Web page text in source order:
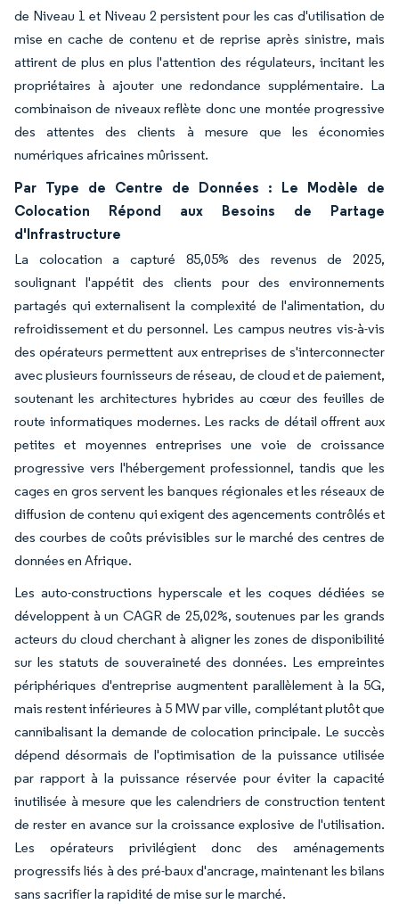
de Niveau 1 et Niveau 2 persistent pour les cas d'utilisation de
mise en cache de contenu et de reprise après sinistre, mais
attirent de plus en plus l'attention des régulateurs, incitant les
propriétaires à ajouter une redondance supplémentaire. La
combinaison de niveaux reflète donc une montée progressive
des attentes des clients à mesure que les économies
numériques africaines mûrissent.
Par Type de Centre de Données : Le Modèle de
Colocation Répond aux Besoins de Partage
d'Infrastructure
La colocation a capturé 85,05% des revenus de 2025,
soulignant l'appétit des clients pour des environnements
partagés qui externalisent la complexité de l'alimentation, du
refroidissement et du personnel. Les campus neutres vis-à-vis
des opérateurs permettent aux entreprises de s'interconnecter
avec plusieurs fournisseurs de réseau, de cloud et de paiement,
soutenant les architectures hybrides au cœur des feuilles de
route informatiques modernes. Les racks de détail offrent aux
petites et moyennes entreprises une voie de croissance
progressive vers l'hébergement professionnel, tandis que les
cages en gros servent les banques régionales et les réseaux de
diffusion de contenu qui exigent des agencements contrôlés et
des courbes de coûts prévisibles sur le marché des centres de
données en Afrique.
Les auto-constructions hyperscale et les coques dédiées se
développent à un CAGR de 25,02%, soutenues par les grands
acteurs du cloud cherchant à aligner les zones de disponibilité
sur les statuts de souveraineté des données. Les empreintes
périphériques d'entreprise augmentent parallèlement à la 5G,
mais restent inférieures à 5 MW par ville, complétant plutôt que
cannibalisant la demande de colocation principale. Le succès
dépend désormais de l'optimisation de la puissance utilisée
par rapport à la puissance réservée pour éviter la capacité
inutilisée à mesure que les calendriers de construction tentent
de rester en avance sur la croissance explosive de l'utilisation.
Les opérateurs privilégient donc des aménagements
progressifs liés à des pré-baux d'ancrage, maintenant les bilans
sans sacrifier la rapidité de mise sur le marché.